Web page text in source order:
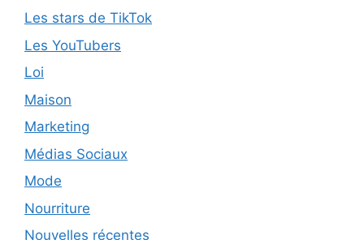
Les stars de TikTok
Les YouTubers
Loi
Maison
Marketing
Médias Sociaux
Mode
Nourriture
Nouvelles récentes